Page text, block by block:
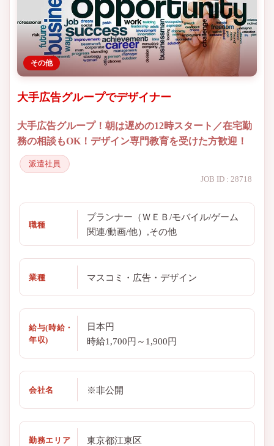
その他
大手広告グループでデザイナー
大手広告グループ！朝は遅めの12時スタート／在宅勤
務の相談もOK！デザイン専門教育を受けた方歓迎！
派遣社員
JOB ID : 28718
職種
プランナー（ＷＥＢ/モバイル/ゲーム
関連/動画/他）,その他
業種 マスコミ・広告・デザイン
給与(時給・
年収)
日本円
時給1,700円～1,900円
会社名 ※非公開
勤務エリア 東京都江東区